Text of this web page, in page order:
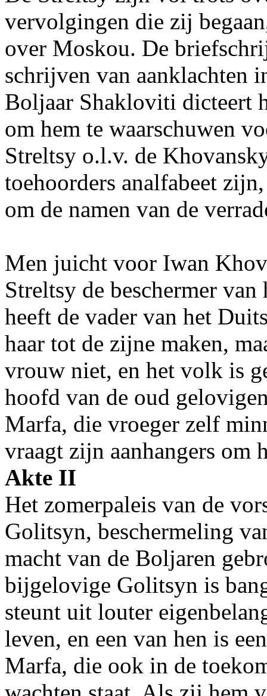
vervolgingen die zij
over Moskou. De
schrijven van aanklachten
Boljaar Shakloviti dicteert
om hem te waarschuwen
Streltsy o.l.v. de
toehoorders analfabeet
om de namen van de
Men juicht voor Iwan
Streltsy de beschermer
heeft de vader van het
haar tot de zijne maken,
vrouw niet, en het volk is
hoofd van de oud
Marfa, die vroeger zelf
vraagt zijn aanhangers om
Akte II
Het zomerpaleis van de
Golitsyn, beschermeling
macht van de Boljaren
bijgelovige Golitsyn is
steunt uit louter
leven, en een van hen is
Marfa, die ook in de